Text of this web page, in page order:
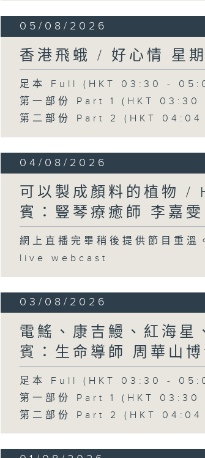
05/08/2026
香港飛蛾 / 好心情 星
足本 Full (HKT 03:30 -
第一部份 Part 1 (HKT
第二部份 Part 2 (HKT
04/08/2026
可以製成顏料的植物
賓：豎琴療癒師 李嘉雯
網上直播完畢稍後提供節目
live webcast
03/08/2026
電鰩、康吉鰻、紅海
賓：生命導師 周華山博
足本 Full (HKT 03:30 -
第一部份 Part 1 (HKT
第二部份 Part 2 (HKT